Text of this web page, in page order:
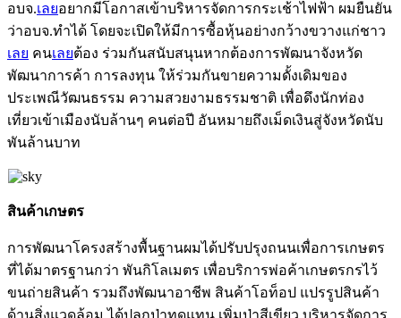
อบจ.เลยอยากมีโอกาสเข้าบริหารจัดการกระเช้าไฟฟ้า ผมยืนยัน
ว่าอบจ.ทำได้ โดยจะเปิดให้มีการซื้อหุ้นอย่างกว้างขวางแก่ชาว
เลย คนเลยต้อง ร่วมกันสนับสนุนหากต้องการพัฒนาจังหวัด
พัฒนาการค้า การลงทุน ให้ร่วมกันขายความดั้งเดิมของ
ประเพณีวัฒนธรรม ความสวยงามธรรมชาติ เพื่อดึงนักท่อง
เที่ยวเข้าเมืองนับล้านๆ คนต่อปี อันหมายถึงเม็ดเงินสู่จังหวัดนับ
พันล้านบาท
สินค้าเกษตร
การพัฒนาโครงสร้างพื้นฐานผมได้ปรับปรุงถนนเพื่อการเกษตร
ที่ได้มาตรฐานกว่า พันกิโลเมตร เพื่อบริการพ่อค้าเกษตรกรไว้
ขนถ่ายสินค้า รวมถึงพัฒนาอาชีพ สินค้าโอท็อป แปรรูปสินค้า
ด้านสิ่งแวดล้อม ได้ปลูกป่าทดแทน เพิ่มป่าสีเขียว บริหารจัดการ